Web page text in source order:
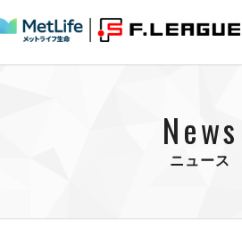
U-23選抜
MATCHESNews
ニュース